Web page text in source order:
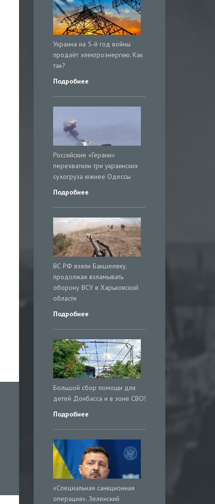
Украина на 5-й год войны
продаёт электроэнергию. Как
так?
Подробнее
Российские «Герани»
перехватили три украинских
сухогруза южнее Одессы
Подробнее
ВС РФ взяли Бакшеевку,
продолжая взламывать
оборону ВСУ в Харьковской
области
Подробнее
Большой сбор помощи для
детей Донбасса и в зоне СВО!
Подробнее
«Специальная санкционная
операция». Зеленский